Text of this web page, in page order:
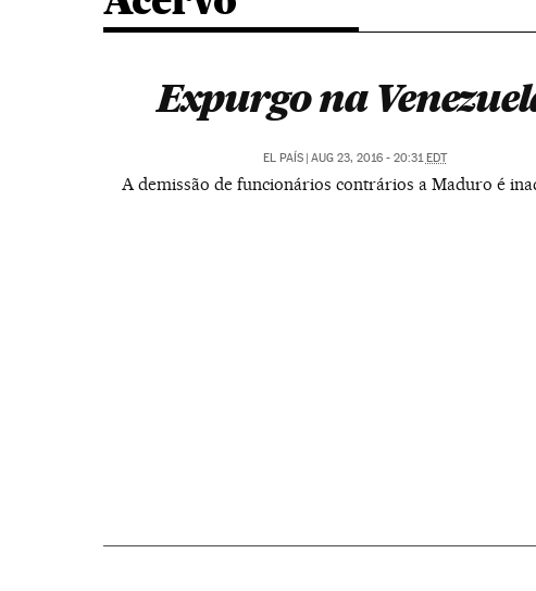
Expurgo na
EL PAÍS | AUG 23, 2016 - 20:31EDT
A demissão de funcionários contrários a Maduro é